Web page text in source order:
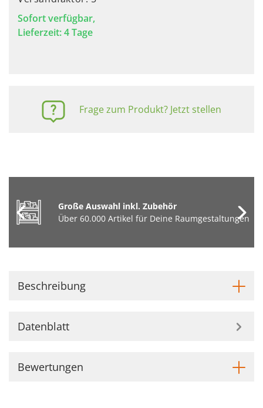
Sofort verfügbar,
Lieferzeit: 4 Tage
Frage zum Produkt? Jetzt stellen
Große Auswahl inkl. Zubehör
Über 60.000 Artikel für Deine Raumgestaltungen
Beschreibung
Datenblatt
Bewertungen